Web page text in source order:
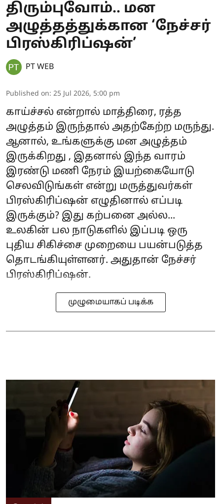
திரும்புவோம்.. மன
அழுத்தத்துக்கான ‘நேச்சர்
பிரஸ்கிரிப்ஷன்’
PT WEB
Published on: 25 Jul 2026, 5:00 pm
காய்ச்சல் என்றால் மாத்திரை, ரத்த
அழுத்தம் இருந்தால் அதற்கேற்ற மருந்து.
ஆனால், உங்களுக்கு மன அழுத்தம்
இருக்கிறது , இதனால் இந்த வாரம்
இரண்டு மணி நேரம் இயற்கையோடு
செலவிடுங்கள் என்று மருத்துவர்கள்
பிரஸ்கிரிப்ஷன் எழுதினால் எப்படி
இருக்கும்? இது கற்பனை அல்ல...
உலகின் பல நாடுகளில் இப்படி ஒரு
புதிய சிகிச்சை முறையை பயன்படுத்த
தொடங்கியுள்ளனர். அதுதான் நேச்சர்
பிரஸ்கிரிப்ஷன்.
முழுமையாகப் படிக்க